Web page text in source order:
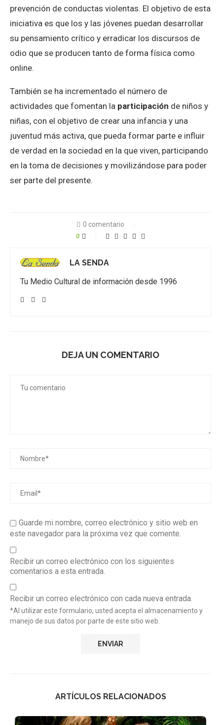
prevención de conductas violentas. El objetivo de esta
iniciativa es que los y las jóvenes puedan desarrollar
su pensamiento crítico y erradicar los discursos de
odio que se producen tanto de forma física como
online.
También se ha incrementado el número de
actividades que fomentan la participación de niños y
niñas, con el objetivo de crear una infancia y una
juventud más activa, que pueda formar parte e influir
de verdad en la sociedad en la que viven, participando
en la toma de decisiones y movilizándose para poder
ser parte del presente.
0 comentario
0
LA SENDA
Tu Medio Cultural de información desde 1996
DEJA UN COMENTARIO
Guarde mi nombre, correo electrónico y sitio web en
este navegador para la próxima vez que comente.
Recibir un correo electrónico con los siguientes
comentarios a esta entrada.
Recibir un correo electrónico con cada nueva entrada.
*Al utilizar este formulario, usted acepta el almacenamiento y
manejo de sus datos por parte de este sitio web.
ARTÍCULOS RELACIONADOS